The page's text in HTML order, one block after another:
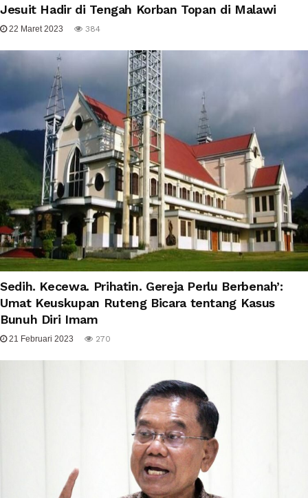
Jesuit Hadir di Tengah Korban Topan di Malawi
22 Maret 2023 384
Sedih. Kecewa. Prihatin. Gereja Perlu Berbenah’:
Umat Keuskupan Ruteng Bicara tentang Kasus
Bunuh Diri Imam
21 Februari 2023 270